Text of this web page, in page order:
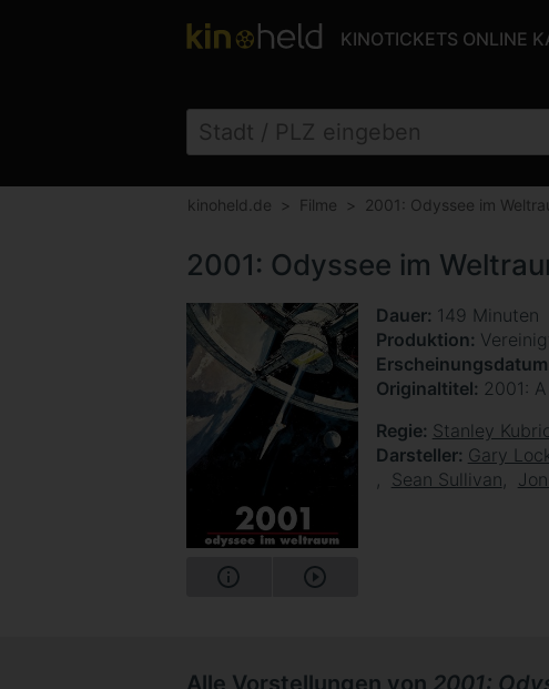
KINOTICKETS ONLINE
kinoheld.de Filme 2001: Odyssee im
2001: Odyssee im
Dauer 149 Minuten
Produktion
Erscheinungsdatum
Originaltitel 2001:
Regie Stanley
Darsteller Gary
Sean Sullivan
Alle Vorstellungen von 2001: